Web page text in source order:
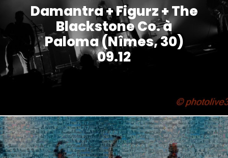
Damantra + Figurz + The
Blackstone Co. à
Paloma (Nîmes, 30)
09.12